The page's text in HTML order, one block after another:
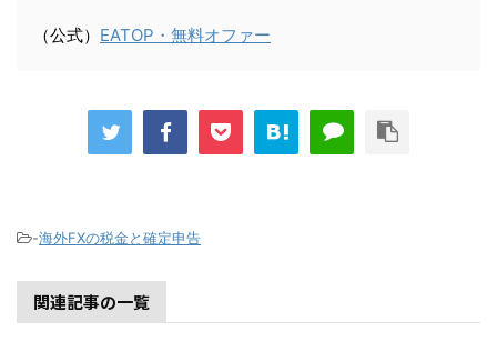
（公式） EATOP・無料オファー
-海外FXの税金と確定申告
関連記事の一覧